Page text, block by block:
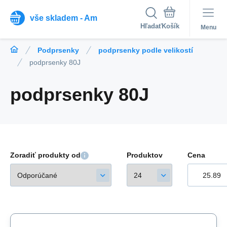
vše skladem - Am
Hľadať Menu
Podprsenky
podprsenky podle velikostí
podprsenky 80J
podprsenky 80J
Zoradiť produkty od Produktov Cena